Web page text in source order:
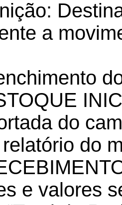
a
do
do
e valores